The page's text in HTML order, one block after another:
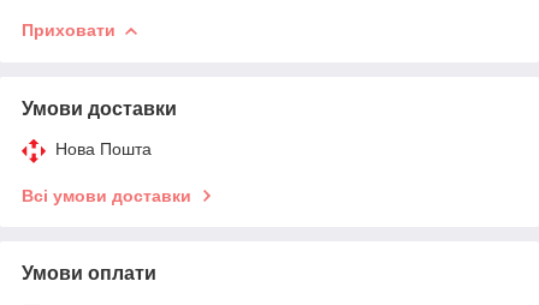
Приховати
Умови доставки
Нова Пошта
Всі умови доставки
Умови оплати